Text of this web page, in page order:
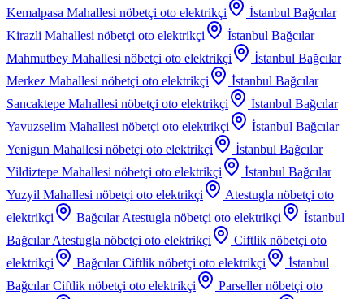
Kemalpasa Mahallesi nöbetçi oto elektrikçi
İstanbul Bağcılar
Kirazli Mahallesi nöbetçi oto elektrikçi
İstanbul Bağcılar
Mahmutbey Mahallesi nöbetçi oto elektrikçi
İstanbul Bağcılar
Merkez Mahallesi nöbetçi oto elektrikçi
İstanbul Bağcılar
Sancaktepe Mahallesi nöbetçi oto elektrikçi
İstanbul Bağcılar
Yavuzselim Mahallesi nöbetçi oto elektrikçi
İstanbul Bağcılar
Yenigun Mahallesi nöbetçi oto elektrikçi
İstanbul Bağcılar
Yildiztepe Mahallesi nöbetçi oto elektrikçi
İstanbul Bağcılar
Yuzyil Mahallesi nöbetçi oto elektrikçi Atestugla nöbetçi oto
elektrikçi
Bağcılar Atestugla nöbetçi oto elektrikçi
İstanbul
Bağcılar Atestugla nöbetçi oto elektrikçi Ciftlik nöbetçi oto
elektrikçi
Bağcılar Ciftlik nöbetçi oto elektrikçi
İstanbul
Bağcılar Ciftlik nöbetçi oto elektrikçi Parseller nöbetçi oto